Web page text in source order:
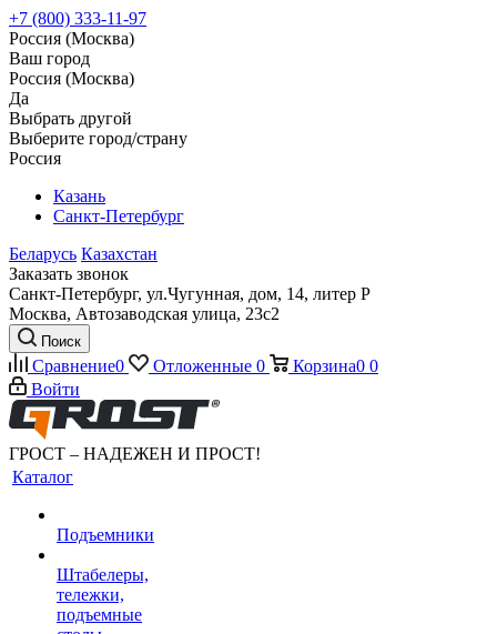
+7 (800) 333-11-97
Россия (Москва)
Ваш город
Россия (Москва)
Да
Выбрать другой
Выберите город/страну
Россия
Казань
Санкт-Петербург
Беларусь Казахстан
Заказать звонок
Санкт-Петербург, ул.Чугунная, дом, 14, литер Р
Москва, Автозаводская улица, 23с2
Поиск
Сравнение0 Отложенные 0 Корзина0 0
Войти
ГРОСТ – НАДЕЖЕН И ПРОСТ!
Каталог
Подъемники
Штабелеры,
тележки,
подъемные